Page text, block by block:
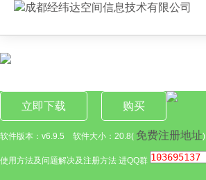
立即下载 购买
软件版本：v6.9.5 软件大小：20.8( 免费注册地址)
使用方法及问题解决及注册方法 进QQ群